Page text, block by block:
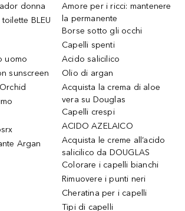
donna
BLEU
uomo
sunscreen
Argan
Amore per i ricci: mantenere
la permanente
Borse sotto gli occhi
Capelli spenti
Acido salicilico
Olio di argan
Acquista la crema di aloe
vera su Douglas
Capelli crespi
ACIDO AZELAICO
Acquista le creme all’acido
salicilico da DOUGLAS
Colorare i capelli bianchi
Rimuovere i punti neri
Cheratina per i capelli
Tipi di capelli